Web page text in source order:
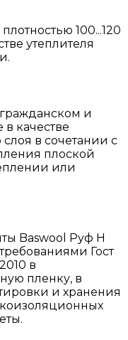
100...120
утеплителя
и
качестве
в сочетании с
плоской
или
Baswool Руф Н
Гост
в
пленку, в
и хранения